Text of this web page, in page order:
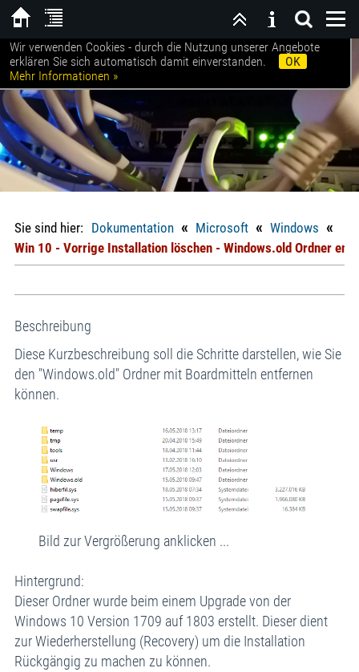
Willkommen bei SCHROETER|EDV
Sie sind hier: Dokumentation « Microsoft « Windows «
Win 10 - Vorrige Installation löschen - Windows.old Ordner
Beschreibung
Diese Kurzbeschreibung soll die Schritte darstellen, wie Sie
den "Windows.old" Ordner mit Boardmitteln entfernen
können.
Bild zur Vergrößerung anklicken ...
Hintergrund:
Dieser Ordner wurde beim einem Upgrade von der
Windows 10 Version 1709 auf 1803 erstellt. Dieser dient
zur Wiederherstellung (Recovery) um die Installation
Rückgängig zu machen zu können.
Wir verwenden Cookies - durch die Nutzung unserer Angebote
erklären Sie sich automatisch damit einverstanden.
OK
Mehr Informationen »